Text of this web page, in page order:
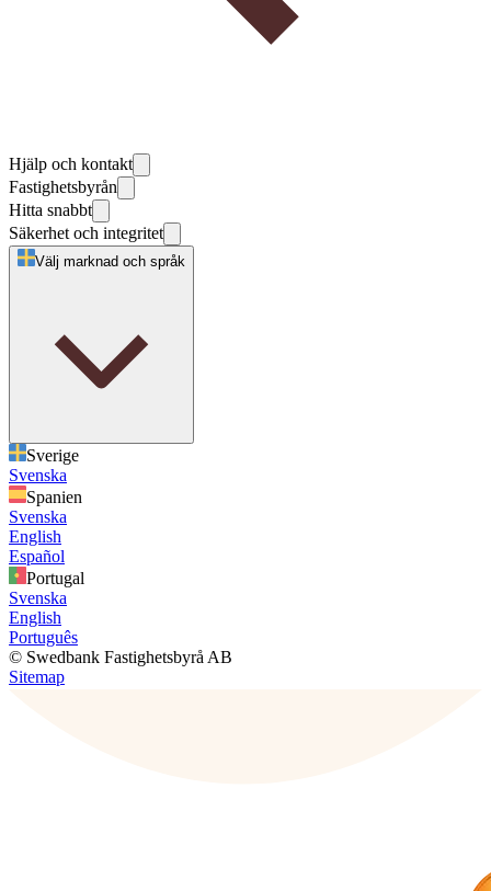
Hjälp och kontakt
Fastighetsbyrån
Hitta snabbt
Säkerhet och integritet
Välj marknad och språk
Sverige
Svenska
Spanien
Svenska
English
Español
Portugal
Svenska
English
Português
© Swedbank Fastighetsbyrå AB
Sitemap